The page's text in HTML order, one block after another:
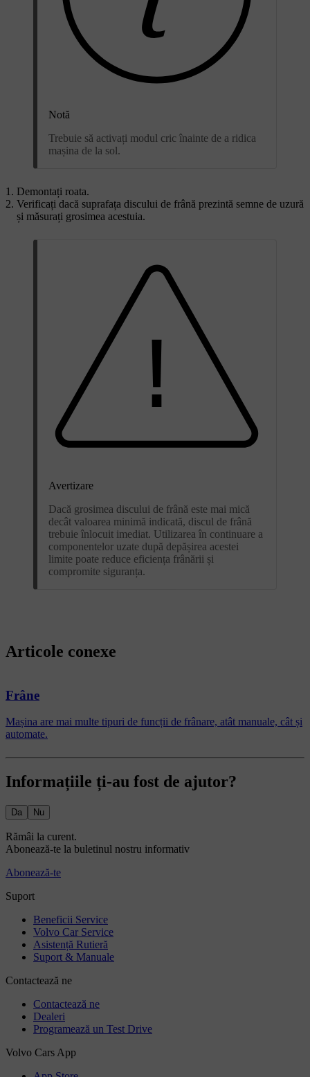
Notă
Trebuie să activați modul cric înainte de a ridica
mașina de la sol.
Demontați roata.
Verificați dacă suprafața discului de frână prezintă semne de uzură
și măsurați grosimea acestuia.
Avertizare
Dacă grosimea discului de frână este mai mică
decât valoarea minimă indicată, discul de frână
trebuie înlocuit imediat. Utilizarea în continuare a
componentelor uzate după depășirea acestei
limite poate reduce eficiența frânării și
compromite siguranța.
Articole conexe
Frâne
Mașina are mai multe tipuri de funcții de frânare, atât manuale, cât și
automate.
Informațiile ți-au fost de ajutor?
Da Nu